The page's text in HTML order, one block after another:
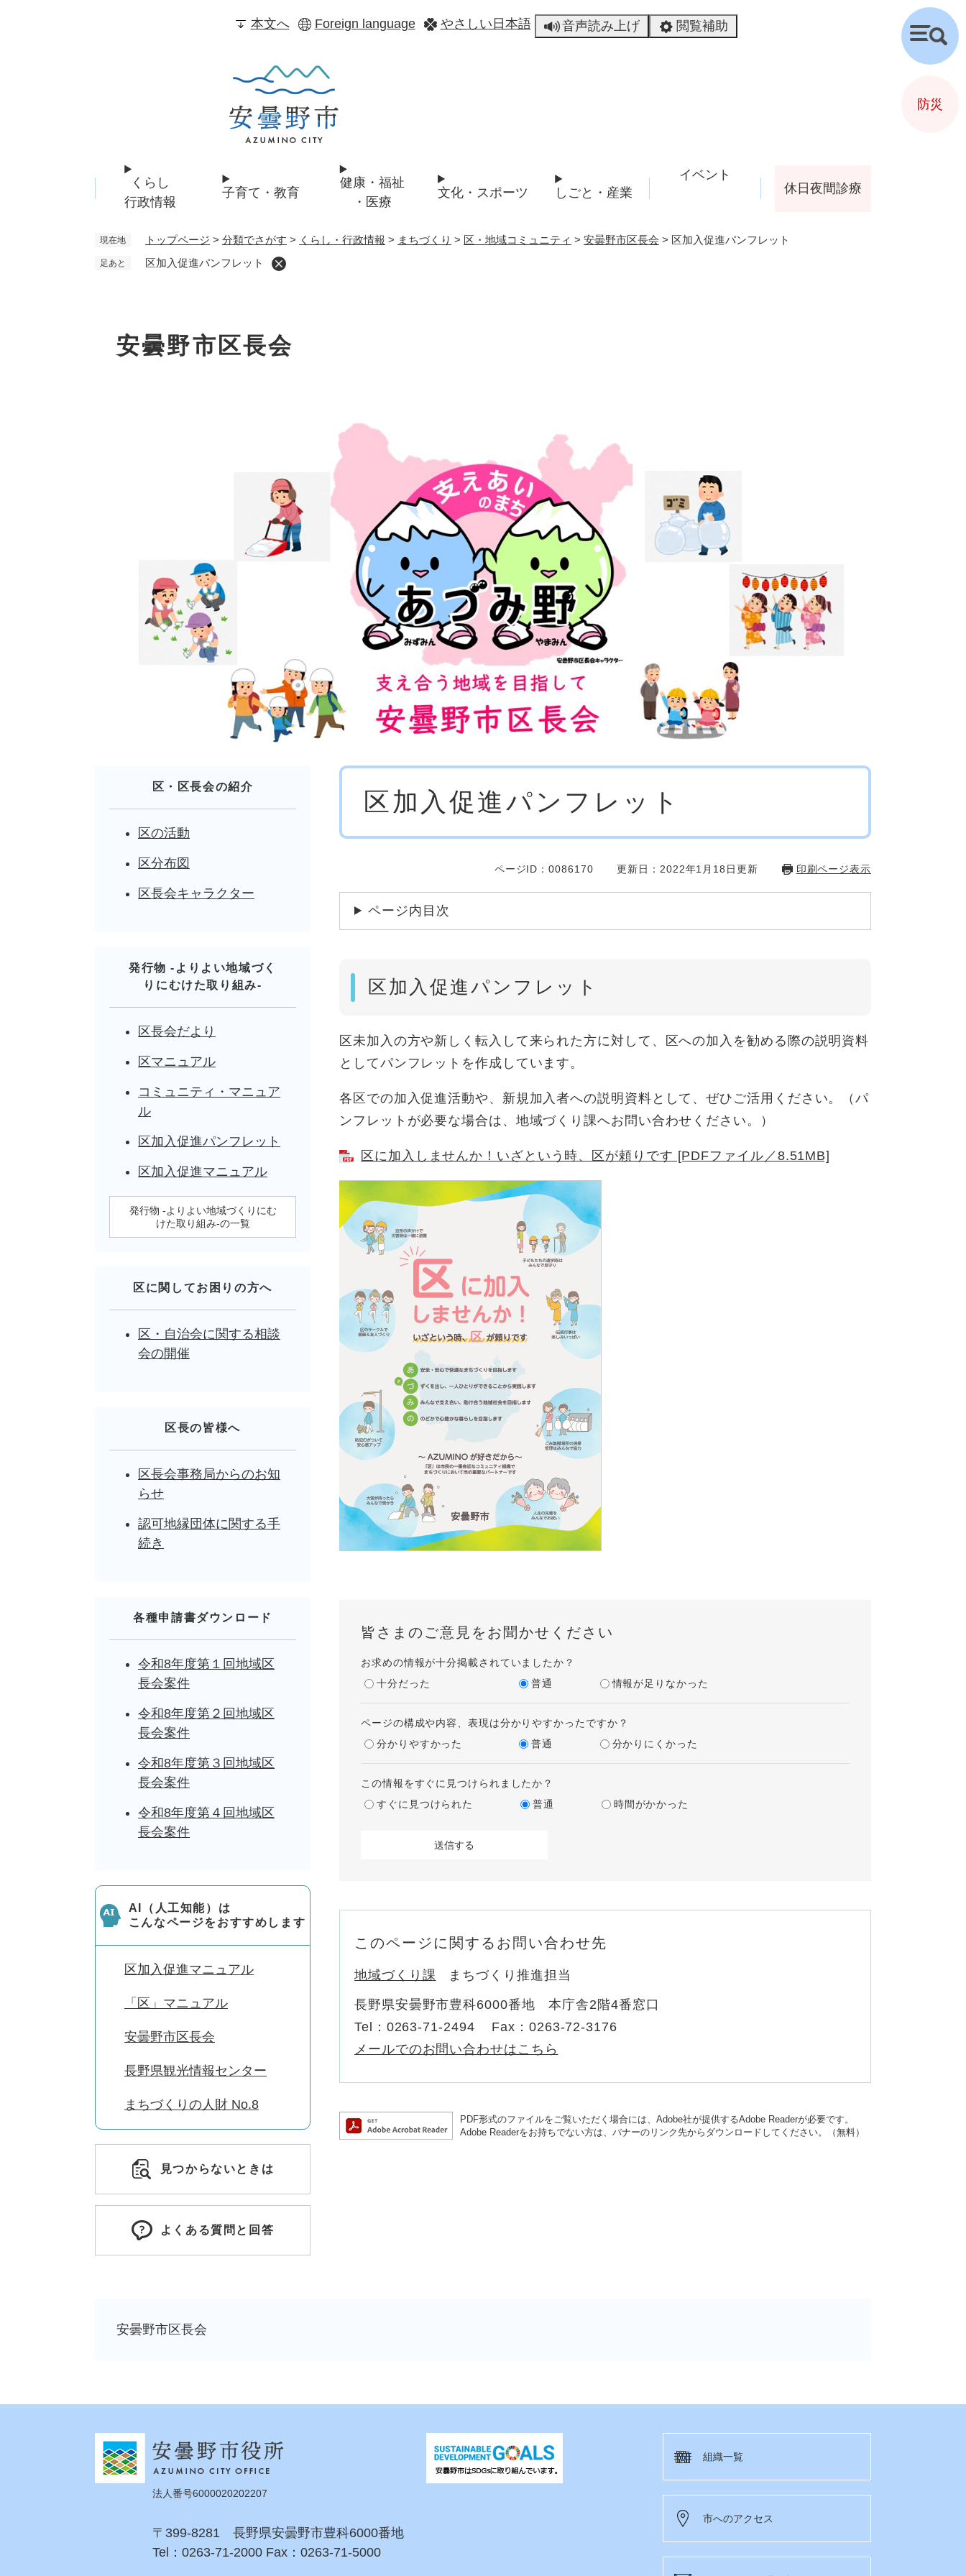
本文へ Foreign language やさしい日本語 音声読み上げ 閲覧補助
くらし
行政情報
子育て・教育
健康・福祉
・医療
文化・スポーツ しごと・産業
イベント
休日夜間診療
現在地 トップページ > 分類でさがす > くらし・行政情報 > まちづくり > 区・地域コミュニティ > 安曇野市区長会 > 区加入促進パンフレット
足あと 区加入促進パンフレット
安曇野市区長会
本
区加入促進パンフレット
ページID：0086170 更新日：2022年1月18日更新 印刷ページ表示
ページ内目次
区加入促進パンフレット
区未加入の方や新しく転入して来られた方に対して、区への加入を勧める際の説明資料
としてパンフレットを作成しています。
各区での加入促進活動や、新規加入者への説明資料として、ぜひご活用ください。（パ
ンフレットが必要な場合は、地域づくり課へお問い合わせください。）
区に加入しませんか！いざという時、区が頼りです [PDFファイル／8.51MB]
皆さまのご意見をお聞かせください
お求めの情報が十分掲載されていましたか？
十分だった
普通 情報が足りなかった
ページの構成や内容、表現は分かりやすかったですか？
分かりやすかった
普通 分かりにくかった
この情報をすぐに見つけられましたか？
すぐに見つけられた
普通 時間がかかった
このページに関するお問い合わせ先
地域づくり課 まちづくり推進担当
長野県安曇野市豊科6000番地 本庁舎2階4番窓口
Tel：0263-71-2494
Fax：0263-72-3176
メールでのお問い合わせはこちら
PDF形式のファイルをご覧いただく場合には、Adobe社が提供するAdobe Readerが必要です。
Adobe Readerをお持ちでない方は、バナーのリンク先からダウンロードしてください。（無料）
区・区長会の紹介
区の活動
区分布図
区長会キャラクター
発行物 -よりよい地域づく
りにむけた取り組み-
区長会だより
区マニュアル
コミュニティ・マニュア
ル
区加入促進パンフレット
区加入促進マニュアル
発行物 -よりよい地域づくりにむ
けた取り組み-の一覧
区に関してお困りの方へ
区・自治会に関する相談
会の開催
区長の皆様へ
区長会事務局からのお知
らせ
認可地縁団体に関する手
続き
各種申請書ダウンロード
令和8年度第１回地域区
長会案件
令和8年度第２回地域区
長会案件
令和8年度第３回地域区
長会案件
令和8年度第４回地域区
長会案件
AI（人工知能）は
こんなページをおすすめします
区加入促進マニュアル
「区」マニュアル
安曇野市区長会
長野県観光情報センター
まちづくりの人財 No.8
見つからないときは
よくある質問と回答
安曇野市区長会
検
索
防災
法人番号6000020202207
〒399-8281 長野県安曇野市豊科6000番地
Tel：0263-71-2000 Fax：0263-71-5000
組織一覧
市へのアクセス